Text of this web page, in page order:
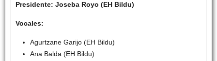
Presidente: Joseba Royo (EH Bildu)
Vocales:
Agurtzane Garijo (EH Bildu)
Ana Balda (EH Bildu)